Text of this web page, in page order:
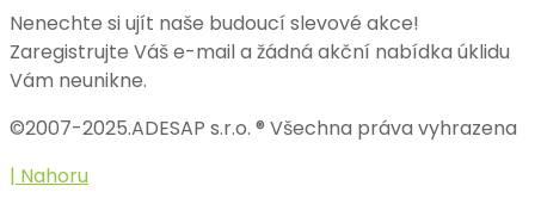
Nenechte si ujít naše budoucí slevové akce!
Zaregistrujte Váš e-mail a žádná akční nabídka úklidu
Vám neunikne.
©2007-2025.ADESAP s.r.o. ® Všechna práva vyhrazena
| Nahoru